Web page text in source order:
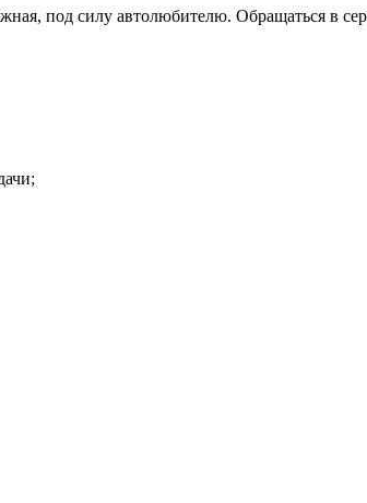
под силу автолюбителю. Обращаться в